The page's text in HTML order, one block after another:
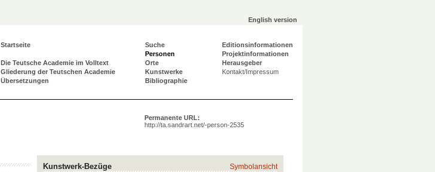
English version
Startseite
Die Teutsche Academie im Volltext
Gliederung der Teutschen Academie
Übersetzungen
Suche
Personen
Orte
Kunstwerke
Bibliographie
Editionsinformationen
Projektinformationen
Herausgeber
Kontakt/Impressum
Permanente URL:
http://ta.sandrart.net/-person-2535
Symbolansicht
Kunstwerk-Bezüge